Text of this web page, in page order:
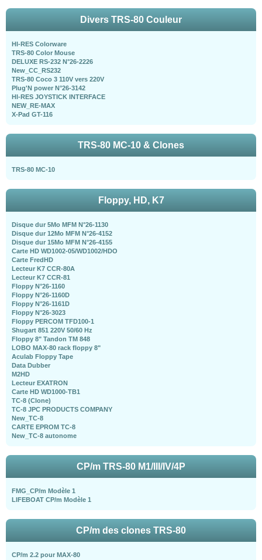
Divers TRS-80 Couleur
HI-RES Colorware
TRS-80 Color Mouse
DELUXE RS-232 N°26-2226
New_CC_RS232
TRS-80 Coco 3 110V vers 220V
Plug'N power N°26-3142
HI-RES JOYSTICK INTERFACE
NEW_RE-MAX
X-Pad GT-116
TRS-80 MC-10 & Clones
TRS-80 MC-10
Floppy, HD, K7
Disque dur 5Mo MFM N°26-1130
Disque dur 12Mo MFM N°26-4152
Disque dur 15Mo MFM N°26-4155
Carte HD WD1002-05/WD1002/HDO
Carte FredHD
Lecteur K7 CCR-80A
Lecteur K7 CCR-81
Floppy N°26-1160
Floppy N°26-1160D
Floppy N°26-1161D
Floppy N°26-3023
Floppy PERCOM TFD100-1
Shugart 851 220V 50/60 Hz
Floppy 8" Tandon TM 848
LOBO MAX-80 rack floppy 8"
Aculab Floppy Tape
Data Dubber
M2HD
Lecteur EXATRON
Carte HD WD1000-TB1
TC-8 (Clone)
TC-8 JPC PRODUCTS COMPANY
New_TC-8
CARTE EPROM TC-8
New_TC-8 autonome
CP/m TRS-80 M1/III/IV/4P
FMG_CP/m Modèle 1
LIFEBOAT CP/m Modèle 1
CP/m des clones TRS-80
CP/m 2.2 pour MAX-80